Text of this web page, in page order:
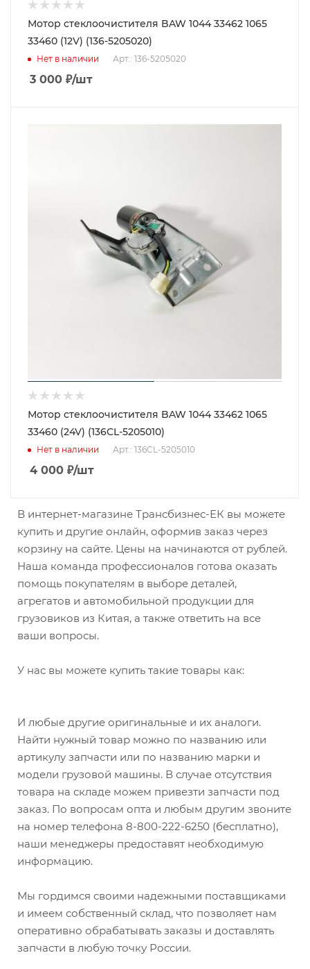
Мотор стеклоочистителя BAW 1044 33462 1065
33460 (12V) (136-5205020)
Нет в наличии Арт.: 136-5205020
3 000 ₽/шт
Мотор стеклоочистителя BAW 1044 33462 1065
33460 (24V) (136CL-5205010)
Нет в наличии Арт.: 136CL-5205010
4 000 ₽/шт
В интернет-магазине Трансбизнес-ЕК вы можете
купить и другие онлайн, оформив заказ через
корзину на сайте. Цены на начинаются от рублей.
Наша команда профессионалов готова оказать
помощь покупателям в выборе деталей,
агрегатов и автомобильной продукции для
грузовиков из Китая, а также ответить на все
ваши вопросы.
У нас вы можете купить такие товары как:
И любые другие оригинальные и их аналоги.
Найти нужный товар можно по названию или
артикулу запчасти или по названию марки и
модели грузовой машины. В случае отсутствия
товара на складе можем привезти запчасти под
заказ. По вопросам опта и любым другим звоните
на номер телефона 8-800-222-6250 (бесплатно),
наши менеджеры предоставят необходимую
информацию.
Мы гордимся своими надежными поставщиками
и имеем собственный склад, что позволяет нам
оперативно обрабатывать заказы и доставлять
запчасти в любую точку России.